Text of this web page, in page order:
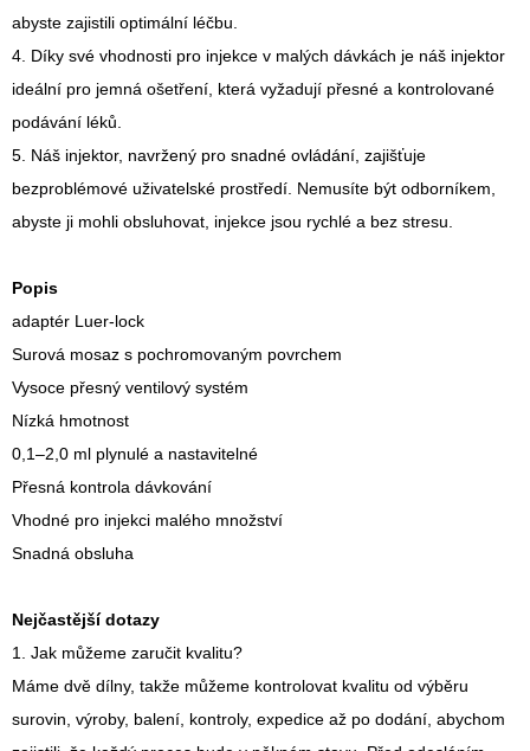
abyste zajistili optimální léčbu.
4. Díky své vhodnosti pro injekce v malých dávkách je náš injektor
ideální pro jemná ošetření, která vyžadují přesné a kontrolované
podávání léků.
5. Náš injektor, navržený pro snadné ovládání, zajišťuje
bezproblémové uživatelské prostředí. Nemusíte být odborníkem,
abyste ji mohli obsluhovat, injekce jsou rychlé a bez stresu.
Popis
adaptér Luer-lock
Surová mosaz s pochromovaným povrchem
Vysoce přesný ventilový systém
Nízká hmotnost
0,1–2,0 ml plynulé a nastavitelné
Přesná kontrola dávkování
Vhodné pro injekci malého množství
Snadná obsluha
Nejčastější dotazy
1. Jak můžeme zaručit kvalitu?
Máme dvě dílny, takže můžeme kontrolovat kvalitu od výběru
surovin, výroby, balení, kontroly, expedice až po dodání, abychom